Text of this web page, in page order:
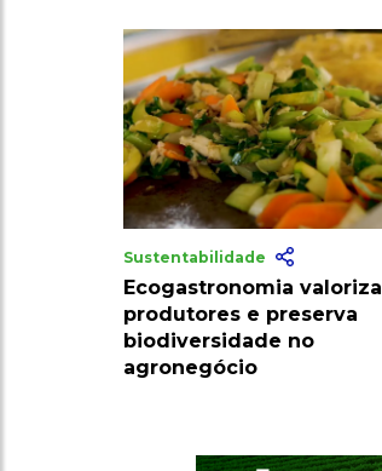
Sustentabilidade
Ecogastronomia valoriza
produtores e preserva
biodiversidade no
agronegócio